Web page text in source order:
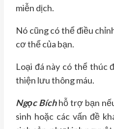
miễn dịch.
Nó cũng có thể điều
cơ thể của bạn.
Loại đá này có thể thúc
thiện lưu thông máu.
Ngọc Bíchhỗ trợ bạn
sinh hoặc các vấn đề